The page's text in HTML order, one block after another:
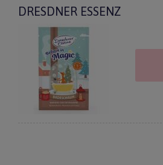
DRESDNER ESSENZ